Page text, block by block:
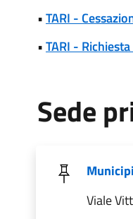
•TARI -
•TARI -
Sede
Viale